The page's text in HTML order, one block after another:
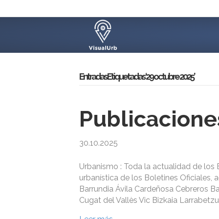
Entradas Etiquetadas ‘29 octubre 2025’
30.10.2025
Urbanismo : Toda la actualidad de
urbanística de los Boletines Oficiales,
Barrundia Ávila Cardeñosa Cebreros
Cugat del Vallès Vic Bizkaia